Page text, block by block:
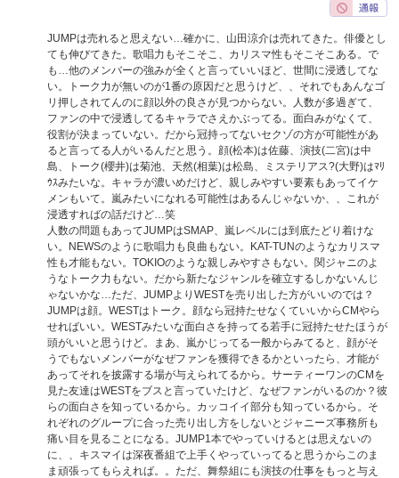
JUMPは売れると思えない…確かに、山田涼介は売れてきた。俳優とし
ても伸びてきた。歌唱力もそこそこ、カリスマ性もそこそこある。で
も…他のメンバーの強みが全くと言っていいほど、世間に浸透してな
い。トーク力が無いのが1番の原因だと思うけど、、それでもあんなゴ
リ押しされてんのに顔以外の良さが見つからない。人数が多過ぎて、
ファンの中で浸透してるキャラでさえかぶってる。面白みがなくて、
役割が決まっていない。だから冠持ってないセクゾの方が可能性があ
ると言ってる人がいるんだと思う。顔(松本)は佐藤、演技(二宮)は中
島、トーク(櫻井)は菊池、天然(相葉)は松島、ミステリアス?(大野)はﾏﾘ
ｳｽみたいな。キャラが濃いめだけど、親しみやすい要素もあってイケ
メンもいて。嵐みたいになれる可能性はあるんじゃないか、、これが
浸透すればの話だけど…笑
人数の問題もあってJUMPはSMAP、嵐レベルには到底たどり着けな
い。NEWSのように歌唱力も良曲もない。KAT-TUNのようなカリスマ
性も才能もない。TOKIOのような親しみやすさもない。関ジャニのよ
うなトーク力もない。だから新たなジャンルを確立するしかないんじ
ゃないかな…ただ、JUMPよりWESTを売り出した方がいいのでは？
JUMPは顔。WESTはトーク。顔なら冠持たせなくていいからCMやら
せればいい。WESTみたいな面白さを持ってる若手に冠持たせたほうが
頭がいいと思うけど。まあ、嵐かじってる一般からみてると、顔がそ
うでもないメンバーがなぜファンを獲得できるかといったら、才能が
あってそれを披露する場が与えられてるから。サーティーワンのCMを
見た友達はWESTをブスと言っていたけど、なぜファンがいるのか？彼
らの面白さを知っているから。カッコイイ部分も知っているから。そ
れぞれのグループに合った売り出し方をしないとジャニーズ事務所も
痛い目を見ることになる。JUMP1本でやっていけるとは思えないの
に、、キスマイは深夜番組で上手くやっていってると思うからこのま
ま頑張ってもらえれば。。ただ、舞祭組にも演技の仕事をもっと与え